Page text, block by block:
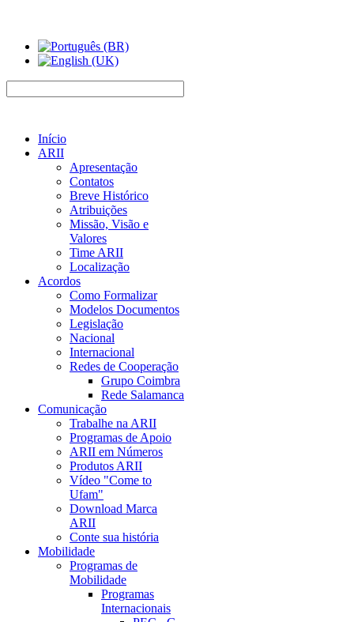
Início
ARII
Apresentação
Contatos
Breve Histórico
Atribuições
Missão, Visão e
Valores
Time ARII
Localização
Acordos
Como Formalizar
Modelos Documentos
Legislação
Nacional
Internacional
Redes de Cooperação
Grupo Coimbra
Rede Salamanca
Comunicação
Trabalhe na ARII
Programas de Apoio
ARII em Números
Produtos ARII
Vídeo "Come to
Ufam"
Download Marca
ARII
Conte sua história
Mobilidade
Programas de
Mobilidade
Programas
Internacionais